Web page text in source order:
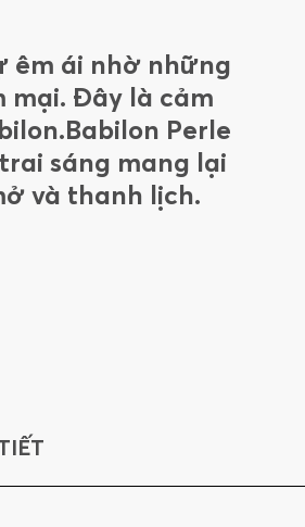
êm ái nhờ những
mại. Đây là cảm
Perle
sáng mang lại
và thanh lịch.